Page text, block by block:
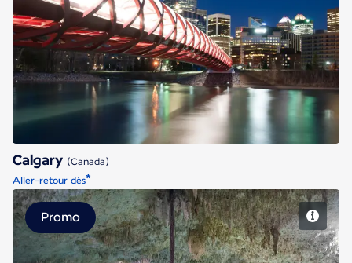
Calgary
Calgary (Canada)
Aller-retour dès*
Promo